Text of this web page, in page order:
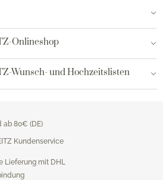
Onlineshop
Wunsch- und Hochzeitslisten
ab 80€ (DE)
Kundenservice
Lieferung mit DHL